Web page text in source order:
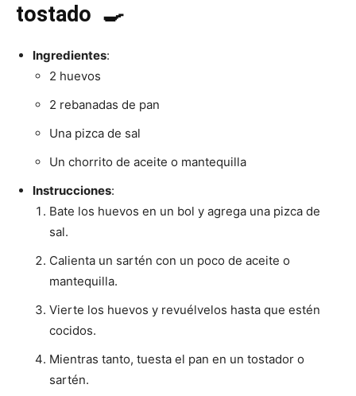
tostado 🍳
Ingredientes:
2 huevos
2 rebanadas de pan
Una pizca de sal
Un chorrito de aceite o mantequilla
Instrucciones:
Bate los huevos en un bol y agrega una pizca de
sal.
Calienta un sartén con un poco de aceite o
mantequilla.
Vierte los huevos y revuélvelos hasta que estén
cocidos.
Mientras tanto, tuesta el pan en un tostador o
sartén.